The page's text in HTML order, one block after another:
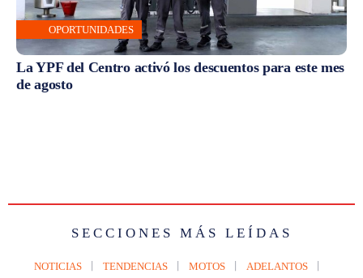
OPORTUNIDADES
La YPF del Centro activó los descuentos para este mes
de agosto
SECCIONES MÁS LEÍDAS
NOTICIAS TENDENCIAS MOTOS ADELANTOS